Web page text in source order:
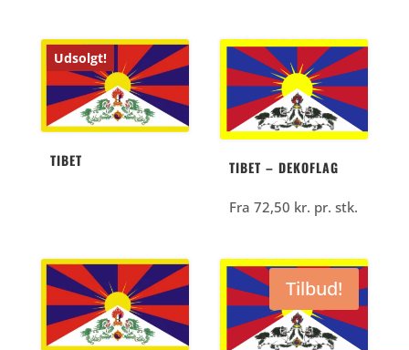
Udsolgt!
TIBET TIBET – DEKOFLAG
Fra72,50 kr. pr. stk.
Tilbud!